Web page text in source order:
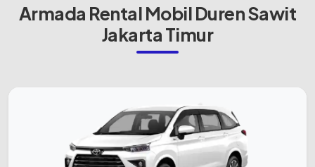
Armada Rental Mobil Duren Sawit
Jakarta Timur